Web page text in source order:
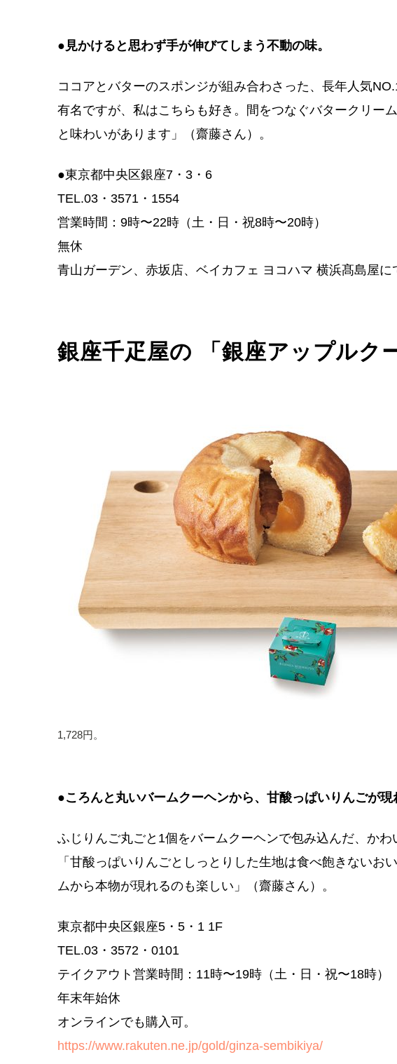
●見かけると思わず手が伸びてしまう不動の味。
ココアとバターのスポンジが組み合わさった、長年人気
有名ですが、私はこちらも好き。間をつなぐバタークリー
と味わいがあります」（齋藤さん）。
●東京都中央区銀座7・3・6
TEL.03・3571・1554
営業時間：9時〜22時（土・日・祝8時〜20時）
無休
青山ガーデン、赤坂店、ベイカフェ ヨコハマ 横浜髙島屋に
銀座千疋屋の 「銀座アップルク
1,728円。
●ころんと丸いバームクーヘンから、甘酸っぱいりんごが現
ふじりんご丸ごと1個をバームクーヘンで包み込んだ、かわ
「甘酸っぱいりんごとしっとりした生地は食べ飽きないお
ムから本物が現れるのも楽しい」（齋藤さん）。
東京都中央区銀座5・5・1 1F
TEL.03・3572・0101
テイクアウト営業時間：11時〜19時（土・日・祝〜18時）
年末年始休
オンラインでも購入可。
https://www.rakuten.ne.jp/gold/ginza-sembikiya/